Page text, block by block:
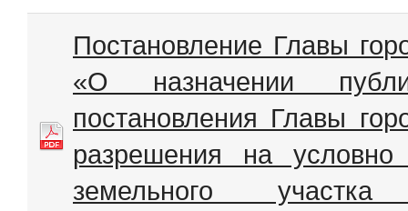
Постановление Главы
«О назначении
постановления Главы
разрешения на
земельного